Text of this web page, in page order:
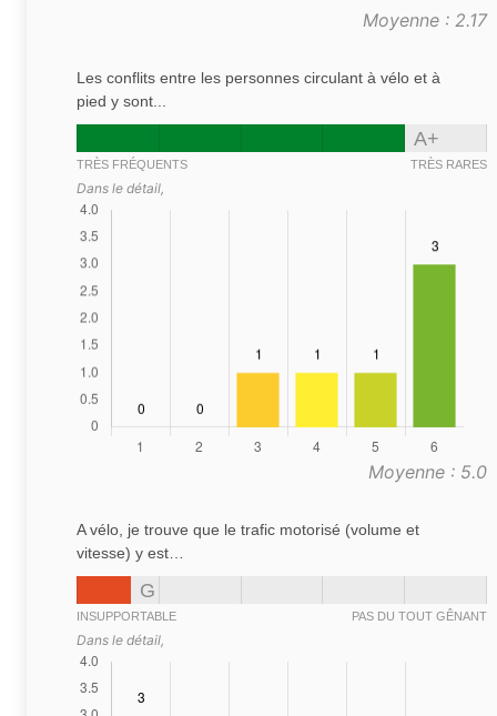
Moyenne : 2.17
Les conflits entre les personnes circulant à vélo et à
pied y sont...
A+
TRÈS FRÉQUENTS TRÈS RARES
Dans le détail,
Moyenne : 5.0
A vélo, je trouve que le trafic motorisé (volume et
vitesse) y est…
G
INSUPPORTABLE PAS DU TOUT GÊNANT
Dans le détail,